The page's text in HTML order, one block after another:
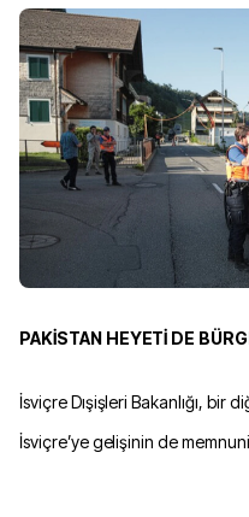
PAKİSTAN HEYETİ DE
İsviçre Dışişleri Bakanlığı, bir
İsviçre’ye gelişinin de